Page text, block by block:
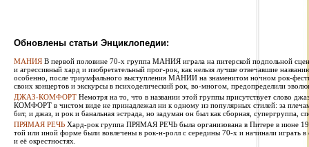
Обновлены статьи Энциклопедии:
МАНИЯ В первой половине 70-х группа МАНИЯ играла на питерской подпольной
и агрессивный хард и изобретательный прог-рок, как нельзя лучше отвечавшие
особенно, после триумфального выступления МАНИИ на знаменитом ночном рок-
своих концертов и экскурсы в психоделический рок, во-многом, предопределили
ДЖАЗ-КОМФОРТ Немотря на то, что в названии этой группы присутствует слово
КОМФОРТ в чистом виде не принадлежал ни к одному из популярных стилей: за
бит, и джаз, и рок и банальная эстрада, но задуман он был как сборная, супергруппа,
ПРЯМАЯ РЕЧЬ Хард-рок группа ПРЯМАЯ РЕЧЬ была организована в Питере в июне
той или иной форме были вовлечены в рок-н-ролл с середины 70-х и начинали играть
и её окрестностях.